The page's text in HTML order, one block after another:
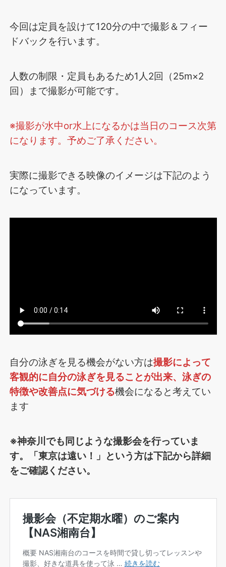
今回は定員を設けて120分の中で撮影＆フィー
ドバックを行います。
人数の制限・定員もあるため1人2回（25m×2
回）まで撮影が可能です。
※撮影が水中or水上になるかは当日のコース次第
になります。予めご了承ください。
実際に撮影できる映像のイメージは下記のよう
になっています。
自分の泳ぎを見る機会がない方は撮影によって
客観的に自分の泳ぎを見ることが出来、泳ぎの
特徴や改善点に気づける機会になると考えてい
ます
※神奈川でも同じような撮影会を行っていま
す。「東京は遠い！」という方は下記から詳細
をご確認ください。